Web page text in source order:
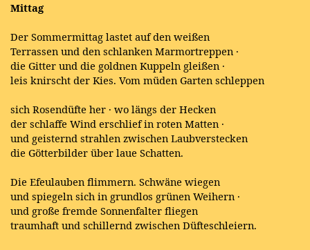
Mittag
Der Sommermittag lastet auf den weißen
Terrassen und den schlanken Marmortreppen ·
die Gitter und die goldnen Kuppeln gleißen ·
leis knirscht der Kies. Vom müden Garten schleppen
sich Rosendüfte her · wo längs der Hecken
der schlaffe Wind erschlief in roten Matten ·
und geisternd strahlen zwischen Laubverstecken
die Götterbilder über laue Schatten.
Die Efeulauben flimmern. Schwäne wiegen
und spiegeln sich in grundlos grünen Weihern ·
und große fremde Sonnenfalter fliegen
traumhaft und schillernd zwischen Düfteschleiern.